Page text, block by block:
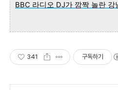
BBC 라디오 DJ가 깜짝 놀란 강
341 구독하기